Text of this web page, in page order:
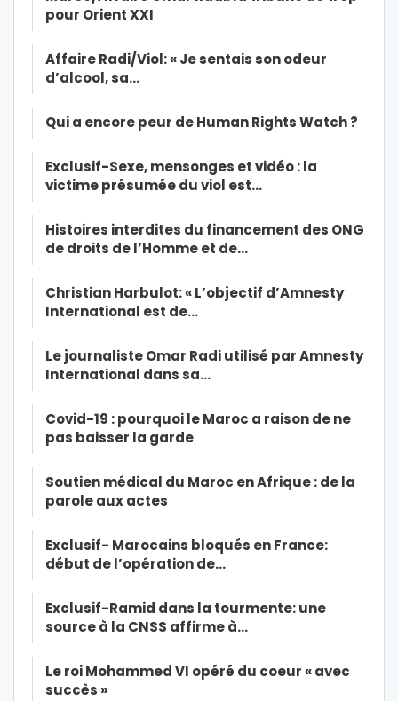
pour Orient XXI
Affaire Radi/Viol: « Je sentais son odeur
d’alcool, sa…
Qui a encore peur de Human Rights Watch ?
Exclusif-Sexe, mensonges et vidéo : la
victime présumée du viol est…
Histoires interdites du financement des ONG
de droits de l’Homme et de…
Christian Harbulot: « L’objectif d’Amnesty
International est de…
Le journaliste Omar Radi utilisé par Amnesty
International dans sa…
Covid-19 : pourquoi le Maroc a raison de ne
pas baisser la garde
Soutien médical du Maroc en Afrique : de la
parole aux actes
Exclusif- Marocains bloqués en France:
début de l’opération de…
Exclusif-Ramid dans la tourmente: une
source à la CNSS affirme à…
Le roi Mohammed VI opéré du coeur « avec
succès »